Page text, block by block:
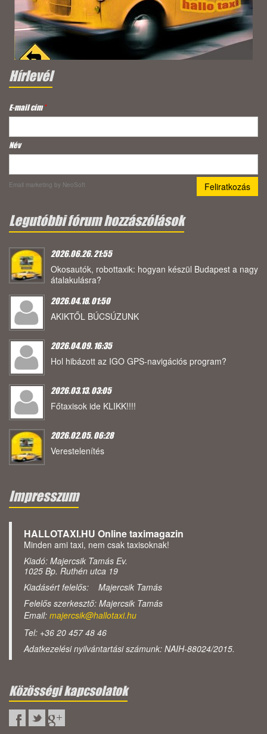
Hírlevél
E-mail cím*
Név
Email marketing by NeoSoft
Legutóbbi fórum hozzászólások
2026.06.26. 21:55
Okosautók, robottaxik: hogyan készül Budapest a nagy
átalakulásra?
2026.04.18. 01:50
AKIKTŐL BÚCSÚZUNK
2026.04.09. 16:35
Hol hibázott az IGO GPS-navigációs program?
2026.03.13. 03:05
Főtaxisok ide KLIKK!!!!
2026.02.05. 06:28
Verestelenítés
Impresszum
HALLOTAXI.HU Online taximagazin
Minden ami taxi, nem csak taxisoknak!
Kiadó: Majercsik Tamás Ev.
1025 Bp. Ruthén utca 19
Kiadásért felelős: Majercsik Tamás
Felelős szerkesztő: Majercsik Tamás
Email: majercsik@hallotaxi.hu
Tel: +36 20 457 48 46
Adatkezelési nyilvántartási számunk: NAIH-88024/2015.
Közösségi kapcsolatok